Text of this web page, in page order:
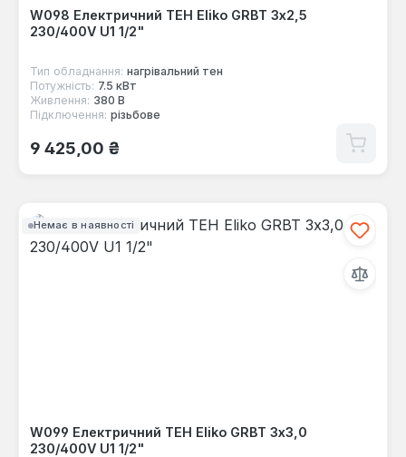
W098 Електричний ТЕН Eliko GRBT 3x2,5
230/400V U1 1/2"
Тип обладнання: нагрівальний тен
Потужність: 7.5 кВт
Живлення: 380 В
Підключення: різьбове
Звичайна ціна:
9 425,00 ₴
Немає в наявності
W099 Електричний ТЕН Eliko GRBT 3x3,0
230/400V U1 1/2"